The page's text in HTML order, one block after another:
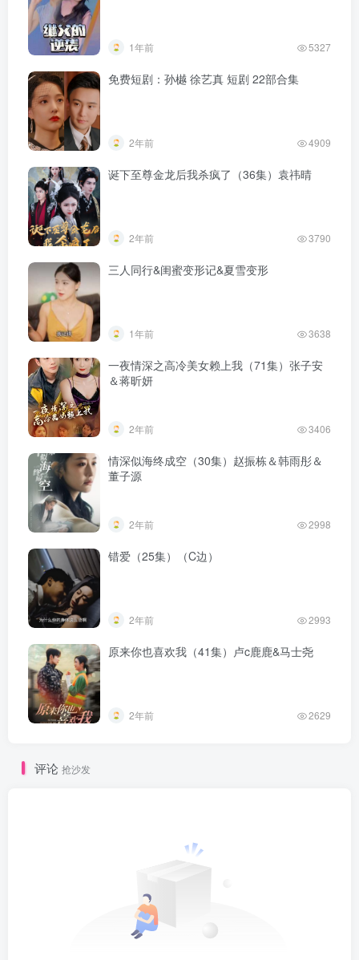
1年前 5327
免费短剧：孙樾 徐艺真 短剧 22部合集
2年前 4909
诞下至尊金龙后我杀疯了（36集）袁祎晴
2年前 3790
三人同行&闺蜜变形记&夏雪变形
1年前 3638
一夜情深之高冷美女赖上我（71集）张子安
＆蒋昕妍
2年前 3406
情深似海终成空（30集）赵振栋＆韩雨彤＆
董子源
2年前 2998
错爱（25集）（C边）
2年前 2993
原来你也喜欢我（41集）卢c鹿鹿&马士尧
2年前 2629
评论 抢沙发